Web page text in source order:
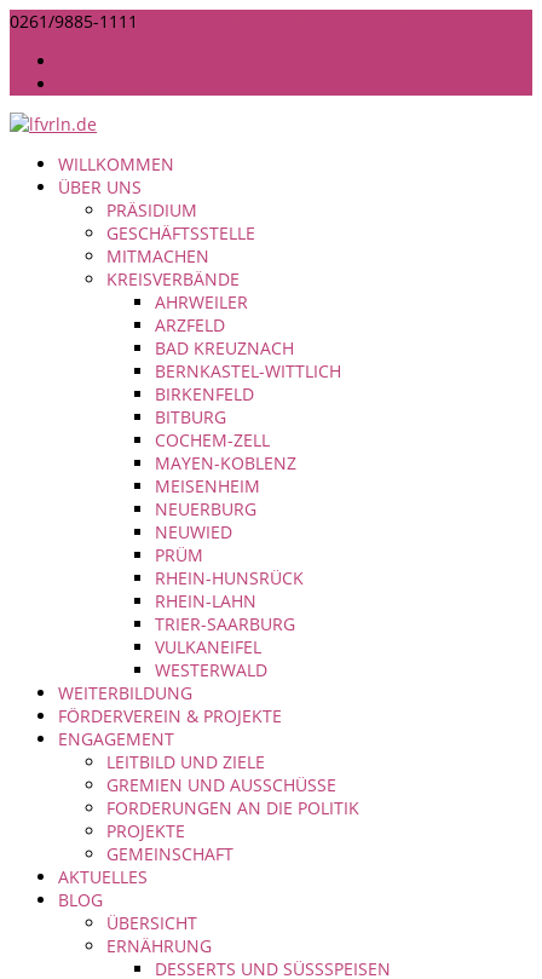
0261/9885-1111
WILLKOMMEN
ÜBER UNS
PRÄSIDIUM
GESCHÄFTSSTELLE
MITMACHEN
KREISVERBÄNDE
AHRWEILER
ARZFELD
BAD KREUZNACH
BERNKASTEL-WITTLICH
BIRKENFELD
BITBURG
COCHEM-ZELL
MAYEN-KOBLENZ
MEISENHEIM
NEUERBURG
NEUWIED
PRÜM
RHEIN-HUNSRÜCK
RHEIN-LAHN
TRIER-SAARBURG
VULKANEIFEL
WESTERWALD
WEITERBILDUNG
FÖRDERVEREIN & PROJEKTE
ENGAGEMENT
LEITBILD UND ZIELE
GREMIEN UND AUSSCHÜSSE
FORDERUNGEN AN DIE POLITIK
PROJEKTE
GEMEINSCHAFT
AKTUELLES
BLOG
ÜBERSICHT
ERNÄHRUNG
DESSERTS UND SÜSSSPEISEN